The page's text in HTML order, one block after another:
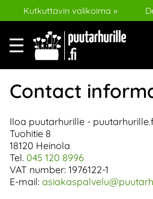
Kutkuttavin valikoima »
Contact
Iloa puutarhurille -
Tuohitie 8
18120 Heinola
Tel. 045 120 8996
VAT number: 1976122-1
E-mail: